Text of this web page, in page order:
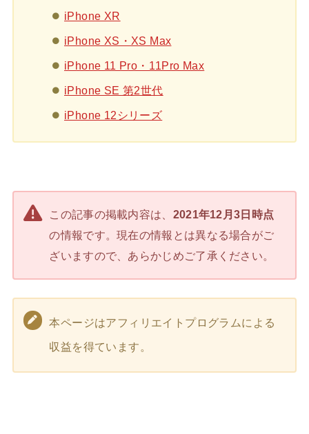
iPhone XR
iPhone XS・XS Max
iPhone 11 Pro・11Pro Max
iPhone SE 第2世代
iPhone 12シリーズ
この記事の掲載内容は、 2021年12月3日時点
の情報です。現在の情報とは異なる場合がご
ざいますので、あらかじめご了承ください。
本ページはアフィリエイトプログラムによる
収益を得ています。